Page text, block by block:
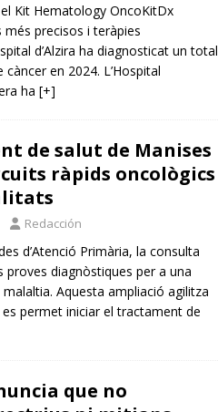
Kit Hematology OncoKitDx
precisos i teràpies
d’Alzira ha diagnosticat un total
en 2024. L’Hospital
ha [+]
de salut de Manises
ràpids oncològics
Redacción
d’Atenció Primària, la consulta
proves diagnòstiques per a una
Aquesta ampliació agilitza
es permet iniciar el tractament de
que no